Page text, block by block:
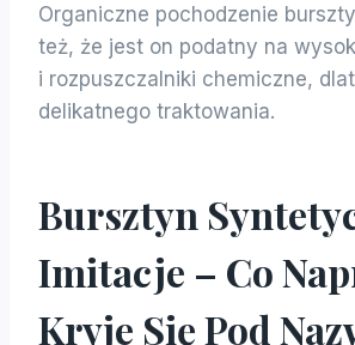
Organiczne pochodzenie
też, że jest on podatny na
i rozpuszczalniki chemiczne,
delikatnego traktowania.
Bursztyn
Imitacje – Co
Kryje Się Pod